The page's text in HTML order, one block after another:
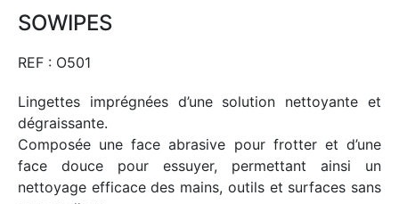
SOWIPES
REF : O501
Lingettes imprégnées d’une solution nettoyante et
dégraissante.
Composée une face abrasive pour frotter et d’une
face douce pour essuyer, permettant ainsi un
nettoyage efficace des mains, outils et surfaces sans